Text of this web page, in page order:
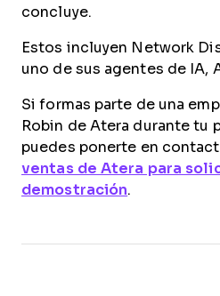
concluye.
Estos incluyen Network
uno de sus agentes de IA,
Si formas parte de una
Robin de Atera durante tu
puedes ponerte en
ventas de Atera para
demostración.